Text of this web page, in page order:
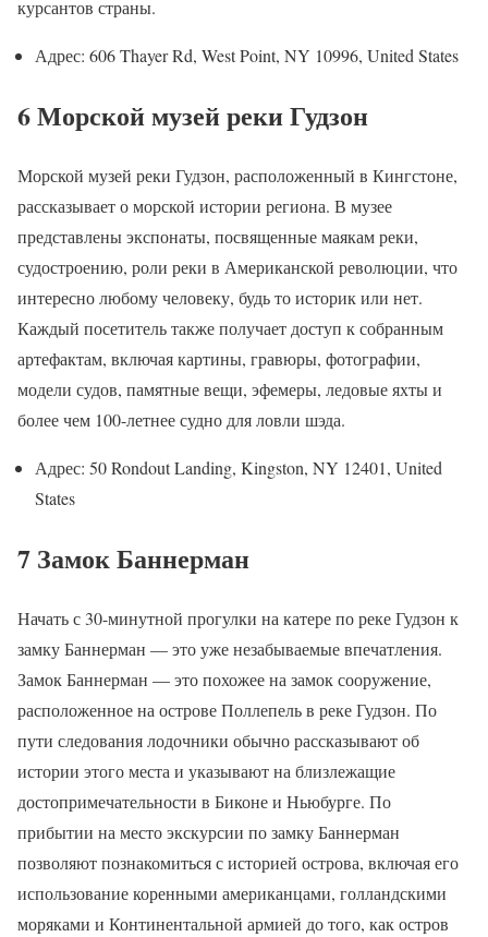
курсантов страны.
Адрес: 606 Thayer Rd, West Point, NY 10996, United States
6 Морской музей реки Гудзон
Морской музей реки Гудзон, расположенный в Кингстоне,
рассказывает о морской истории региона. В музее
представлены экспонаты, посвященные маякам реки,
судостроению, роли реки в Американской революции, что
интересно любому человеку, будь то историк или нет.
Каждый посетитель также получает доступ к собранным
артефактам, включая картины, гравюры, фотографии,
модели судов, памятные вещи, эфемеры, ледовые яхты и
более чем 100-летнее судно для ловли шэда.
Адрес: 50 Rondout Landing, Kingston, NY 12401, United
States
7 Замок Баннерман
Начать с 30-минутной прогулки на катере по реке Гудзон к
замку Баннерман — это уже незабываемые впечатления.
Замок Баннерман — это похожее на замок сооружение,
расположенное на острове Поллепель в реке Гудзон. По
пути следования лодочники обычно рассказывают об
истории этого места и указывают на близлежащие
достопримечательности в Биконе и Ньюбурге. По
прибытии на место экскурсии по замку Баннерман
позволяют познакомиться с историей острова, включая его
использование коренными американцами, голландскими
моряками и Континентальной армией до того, как остров